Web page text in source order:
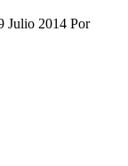
Julio 2014 Por